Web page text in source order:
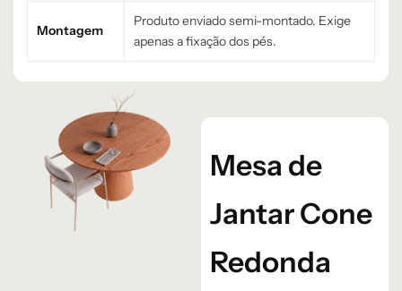
Montagem
Produto enviado semi-montado. Exige
apenas a fixação dos pés.
Mesa de
Jantar Cone
Redonda